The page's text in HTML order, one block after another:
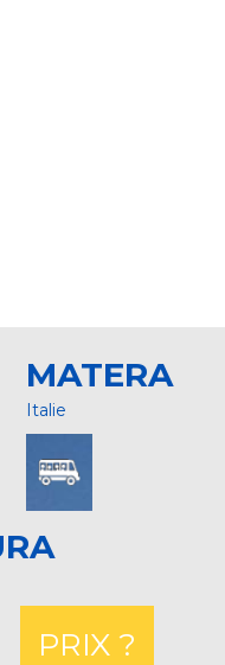
MATERA
Italie
PRIX ?